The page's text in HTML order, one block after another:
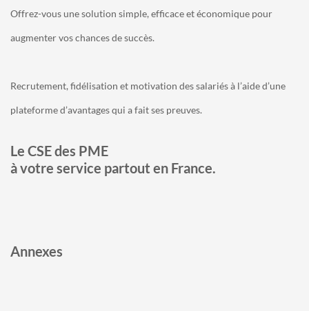
Offrez-vous une solution simple, efficace et économique pour
augmenter vos chances de succès.
Recrutement, fidélisation et motivation des salariés à l’aide d’une
plateforme d’avantages qui a fait ses preuves.
Le CSE des PME
à votre service partout en France.
Annexes